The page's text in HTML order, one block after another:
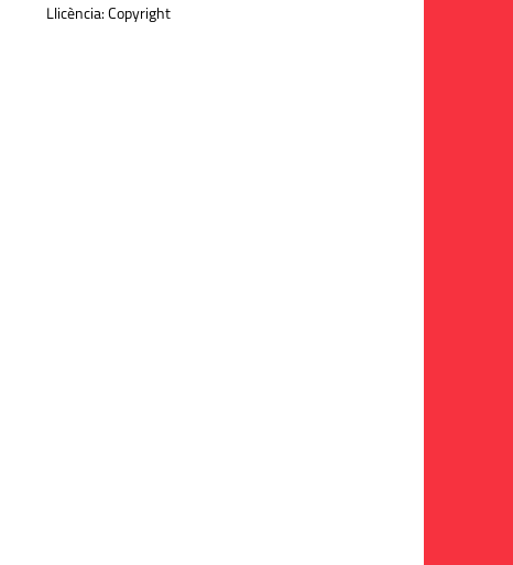
Llicència: Copyright